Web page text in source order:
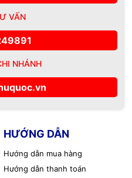
VẤN
NHÁNH
HƯỚNG DẪN
Hướng dẫn mua hàng
Hướng dẫn thanh toán